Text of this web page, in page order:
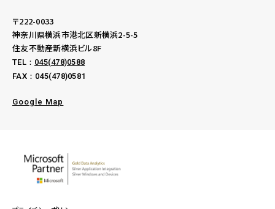
〒222-0033
神奈川県横浜市港北区新横浜2-5-5
住友不動産新横浜ビル8F
TEL： 045(478)0588
FAX：045(478)0581
Google Map